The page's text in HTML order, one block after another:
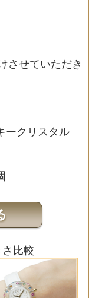
させていただき
ークリスタル
比較